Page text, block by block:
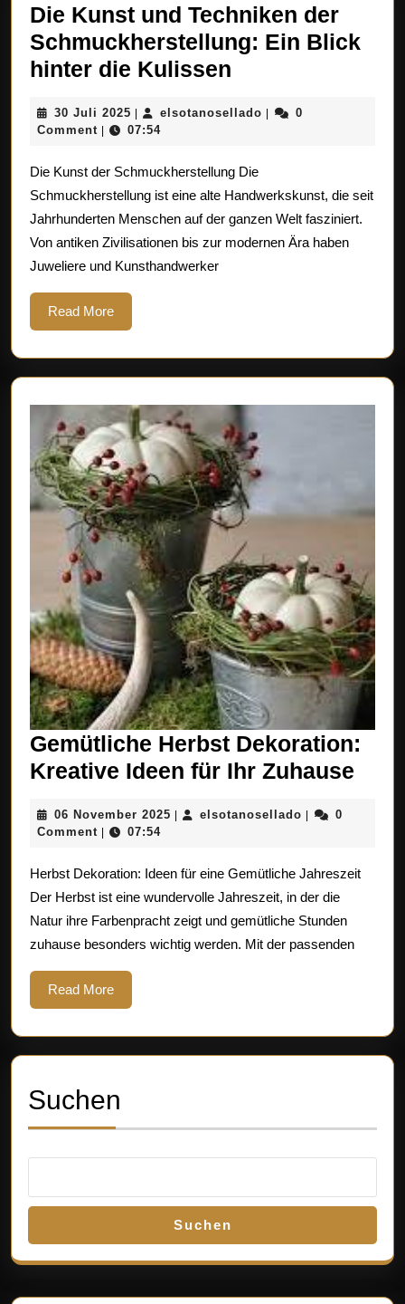
Die Kunst und Techniken der
Schmuckherstellung: Ein Blick
hinter die Kulissen
und
der
Ein
30 Juli 2025 30
Juli
| elsotanosellado elsotanosellado
|
0
Comment | 07:54
Die Kunst der Schmuckherstellung Die
Schmuckherstellung ist eine alte Handwerkskunst, die seit
Jahrhunderten Menschen auf der ganzen Welt fasziniert.
Von antiken Zivilisationen bis zur modernen Ära haben
Juweliere und Kunsthandwerker
Read MoreRead
More
Gemütliche Herbst Dekoration:
Kreative Ideen für Ihr Zuhause
06 November 2025 06
| elsotanosellado elsotanosellado
|
0
Comment | 07:54
Herbst Dekoration: Ideen für eine Gemütliche Jahreszeit
Der Herbst ist eine wundervolle Jahreszeit, in der die
Natur ihre Farbenpracht zeigt und gemütliche Stunden
zuhause besonders wichtig werden. Mit der passenden
Read MoreRead
More
Suchen
Suchen